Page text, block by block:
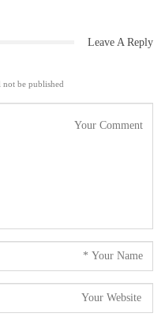
Leave A Reply
be published.